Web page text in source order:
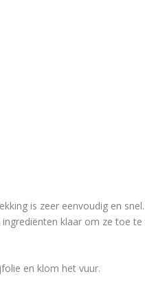
is zeer eenvoudig en
klaar om ze toe te
en klom het vuur.